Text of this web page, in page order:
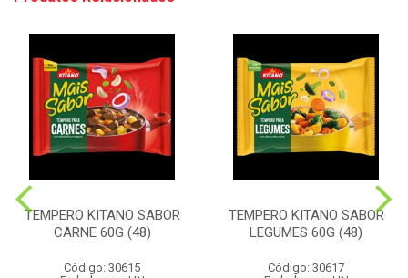
TEMPERO KITANO SABOR
CARNE 60G (48)
Código: 30615
TEMPERO KITANO SABOR
LEGUMES 60G (48)
Código: 30617